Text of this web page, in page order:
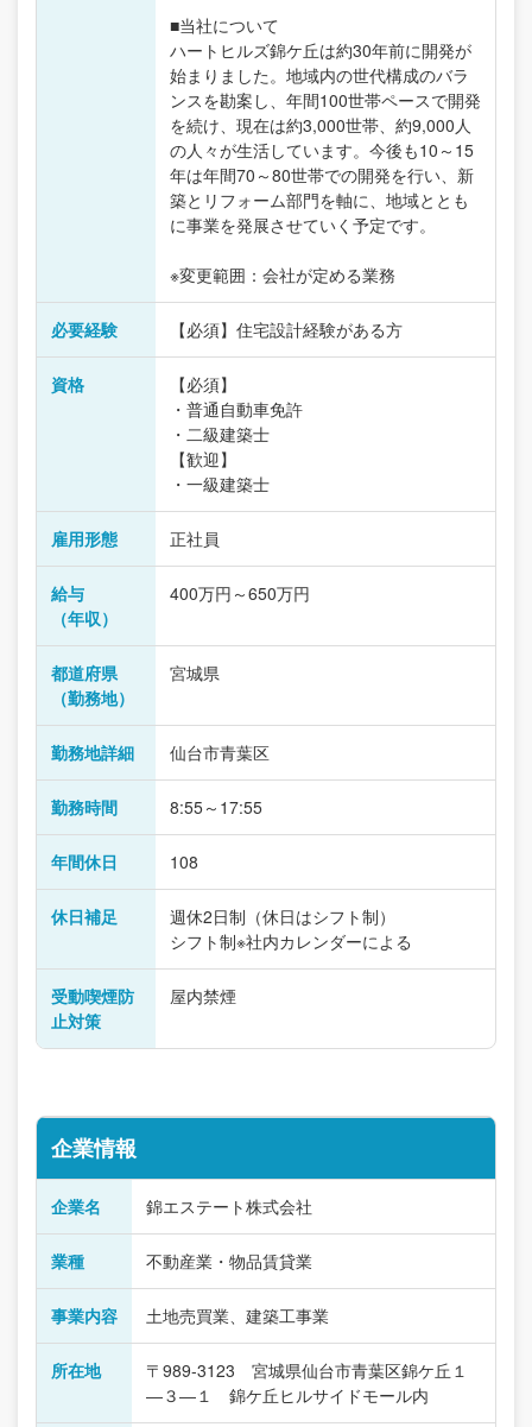
■当社について
ハートヒルズ錦ケ丘は約30年前に開発が
始まりました。地域内の世代構成のバラ
ンスを勘案し、年間100世帯ペースで開発
を続け、現在は約3,000世帯、約9,000人
の人々が生活しています。今後も10～15
年は年間70～80世帯での開発を行い、新
築とリフォーム部門を軸に、地域ととも
に事業を発展させていく予定です。
※変更範囲：会社が定める業務
必要経験 【必須】住宅設計経験がある方
資格
【必須】
・普通自動車免許
・二級建築士
【歓迎】
・一級建築士
雇用形態 正社員
給与
（年収）
400万円～650万円
都道府県
（勤務地）
宮城県
勤務地詳細 仙台市青葉区
勤務時間 8:55～17:55
年間休日 108
休日補足
週休2日制（休日はシフト制）
シフト制※社内カレンダーによる
受動喫煙防
止対策
屋内禁煙
企業情報
企業名 錦エステート株式会社
業種 不動産業・物品賃貸業
事業内容 土地売買業、建築工事業
所在地
〒989-3123 宮城県仙台市青葉区錦ケ丘１
―３―１ 錦ケ丘ヒルサイドモール内